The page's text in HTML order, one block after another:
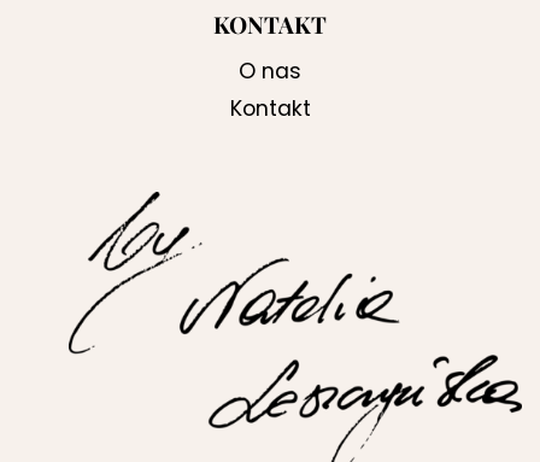
KONTAKT
O nas
Kontakt